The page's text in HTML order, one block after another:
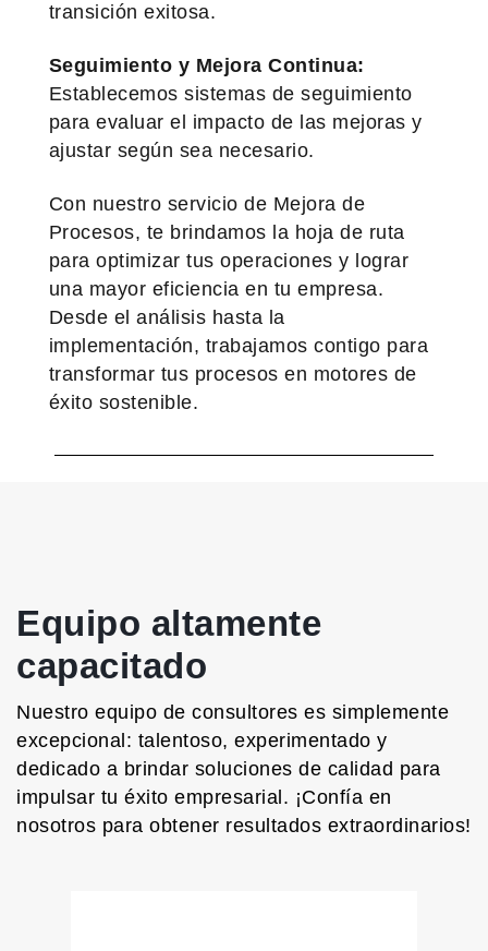
transición exitosa.
Seguimiento y Mejora Continua:
Establecemos sistemas de seguimiento
para evaluar el impacto de las mejoras y
ajustar según sea necesario.
Con nuestro servicio de Mejora de
Procesos, te brindamos la hoja de ruta
para optimizar tus operaciones y lograr
una mayor eficiencia en tu empresa.
Desde el análisis hasta la
implementación, trabajamos contigo para
transformar tus procesos en motores de
éxito sostenible.
Equipo altamente
capacitado
Nuestro equipo de consultores es simplemente
excepcional: talentoso, experimentado y
dedicado a brindar soluciones de calidad para
impulsar tu éxito empresarial. ¡Confía en
nosotros para obtener resultados extraordinarios!